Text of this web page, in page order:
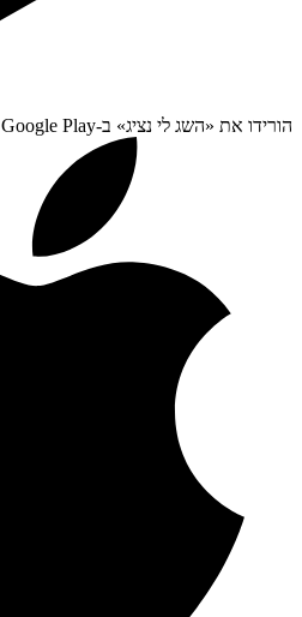
הורידו את «השג לי נציג» ב-Google Play